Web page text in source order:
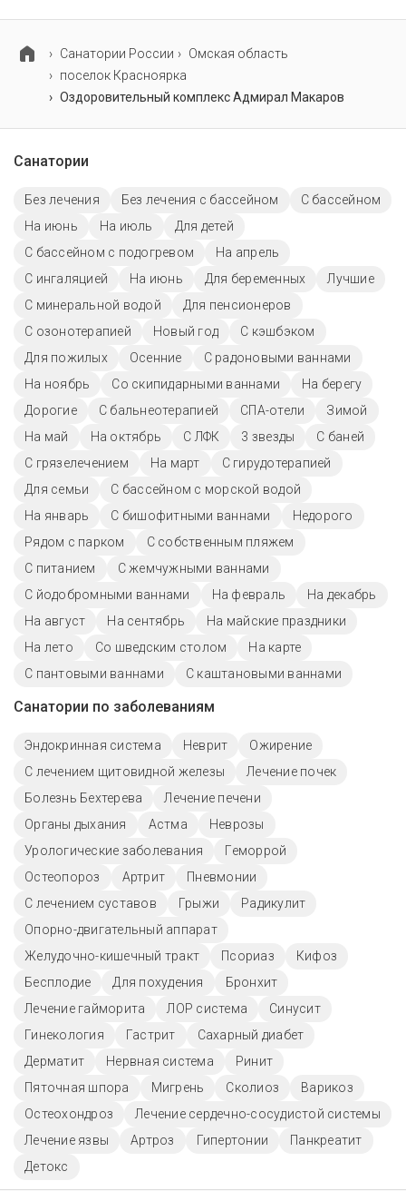
выбирать срок не менее 7 ночей (дней).
Cанатории России
Омская область
поселок Красноярка
Оздоровительный комплекс Адмирал Макаров
Санатории
Без лечения Без лечения с бассейном
C бассейном
На июнь
На июль
Для детей
С бассейном с подогревом
На апрель
С ингаляцией
На июнь Для беременных
Лучшие
С минеральной водой
Для пенсионеров
С озонотерапией
Новый год
С кэшбэком
Для пожилых
Осенние
С радоновыми ваннами
На ноябрь
Со скипидарными ваннами
На берегу
Дорогие
С бальнеотерапией СПА-отели
Зимой
На май
На октябрь С ЛФК 3 звезды
С баней
С грязелечением
На март
С гирудотерапией
Для семьи
С бассейном с морской водой
На январь
С бишофитными ваннами
Недорого
Рядом с парком
С собственным пляжем
С питанием
С жемчужными ваннами
С йодобромными ваннами
На февраль
На декабрь
На август
На сентябрь
На майские праздники
На лето
Со шведским столом
На карте
С пантовыми ваннами
С каштановыми ваннами
Санатории по заболеваниям
Эндокринная система Неврит
Ожирение
С лечением щитовидной железы
Лечение почек
Болезнь Бехтерева
Лечение печени
Органы дыхания
Астма
Неврозы
Урологические заболевания
Геморрой
Остеопороз
Артрит
Пневмонии
С лечением суставов
Грыжи
Радикулит
Опорно-двигательный аппарат
Желудочно-кишечный тракт
Псориаз
Кифоз
Бесплодие
Для похудения
Бронхит
Лечение гайморита
ЛОР система
Синусит
Гинекология
Гастрит
Сахарный диабет
Дерматит
Нервная система
Ринит
Пяточная шпора
Мигрень Сколиоз
Варикоз
Остеохондроз
Лечение сердечно-сосудистой системы
Лечение язвы
Артроз Гипертонии
Панкреатит
Детокс